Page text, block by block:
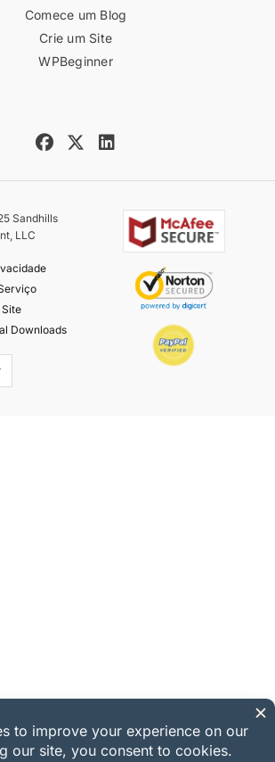
Comece um Blog
Crie um Site
WPBeginner
Sandhills
LLC
Site
Downloads